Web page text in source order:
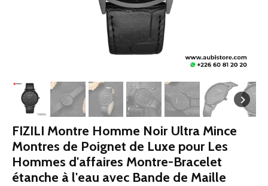
FIZILI Montre Homme Noir Ultra Mince
Montres de Poignet de Luxe pour Les
Hommes d'affaires Montre-Bracelet
étanche à l'eau avec Bande de Maille